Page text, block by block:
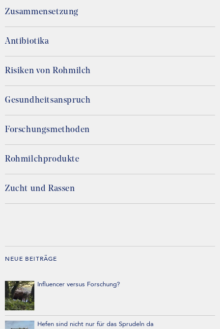
Zusammensetzung
Antibiotika
Risiken von Rohmilch
Gesundheitsanspruch
Forschungsmethoden
Rohmilchprodukte
Zucht und Rassen
NEUE BEITRÄGE
Influencer versus Forschung?
Hefen sind nicht nur für das Sprudeln da